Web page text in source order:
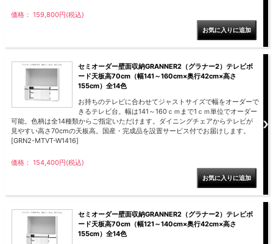
価格： 159,800円(税込)
セミオーダー壁面収納GRANNER2（グラナー2）テレビボ
ード天板高70cm（幅141～160cm×奥行42cm×高さ
155cm）全14色
お持ちのテレビに合わせてジャストサイズで幅をオーダーで
きるテレビ台。幅は141～160ｃｍまで1ｃｍ単位でオーダー
可能。色柄は全14種類からご指定いただけます。ダイニングチェアからテレビが
見やすい高さ70cmの天板高。国産・完成品を設置サービス付でお届けします。
[GRN2-MTVT-W1416]
価格： 154,400円(税込)
セミオーダー壁面収納GRANNER2（グラナー2）テレビボ
ード天板高70cm（幅121～140cm×奥行42cm×高さ
155cm）全14色